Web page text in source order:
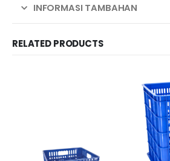
INFORMASI TAMBAHAN
RELATED PRODUCTS